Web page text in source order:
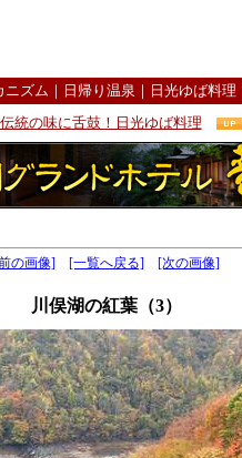
ニズム ｜ 日帰り温泉 ｜ 日光ゆば料理
伝統の味に舌鼓！日光ゆば料理
の画像] [一覧へ戻る] [次の画像]
川俣湖の紅葉（3）